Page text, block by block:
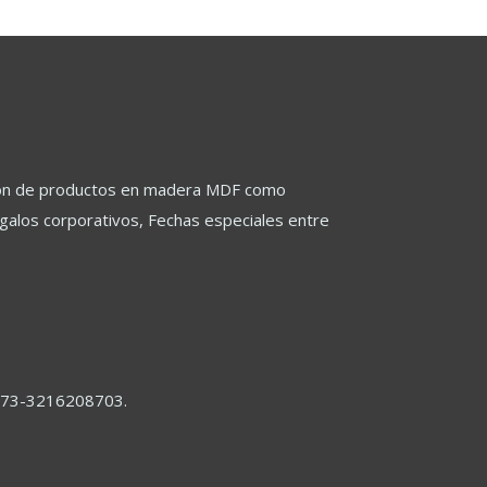
de productos en madera MDF como
corporativos, Fechas especiales entre
3216208703.